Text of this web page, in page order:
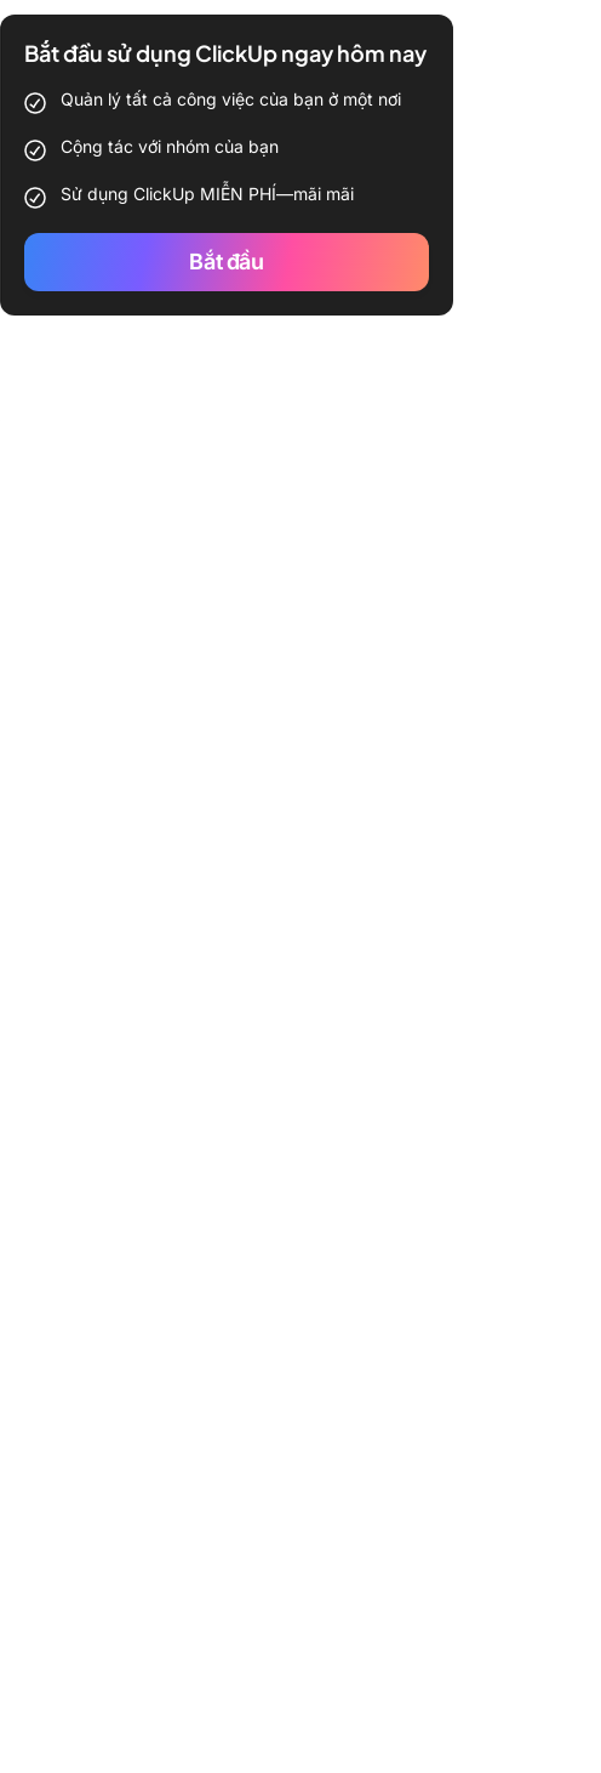
Bắt đầu sử dụng ClickUp ngay hôm nay
Quản lý tất cả công việc của bạn ở một nơi
Cộng tác với nhóm của bạn
Sử dụng ClickUp MIỄN PHÍ—mãi mãi
Bắt đầu